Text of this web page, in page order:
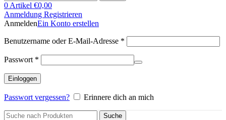
0 Artikel €0,00
Anmeldung Registrieren
AnmeldenEin Konto erstellen
Benutzername oder E-Mail-Adresse *
Passwort *
Einloggen
Passwort vergessen? Erinnere dich an mich
Suche